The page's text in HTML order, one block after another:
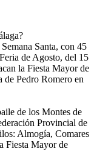
Santa, con 45
de Agosto, del 15
la Fiesta Mayor de
de Pedro Romero en
de los Montes de
Provincial de
Almogía, Comares
Fiesta Mayor de